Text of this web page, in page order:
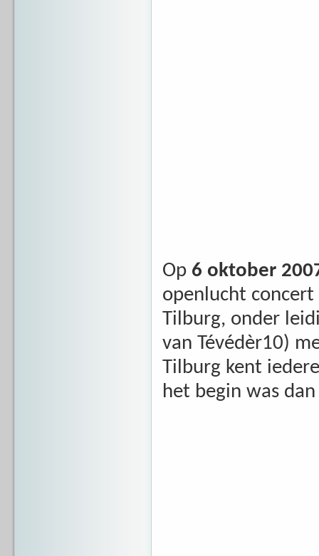
Op 6 oktober
openlucht
Tilburg, onder
van Tévédèr10)
Tilburg kent
het begin was